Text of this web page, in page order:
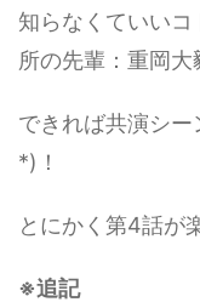
知らなくていい
所の先輩：重岡
できれば共演シ
*)！
とにかく第4話が
※追記